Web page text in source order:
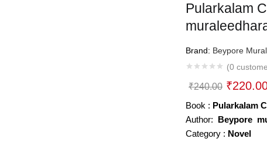
Pularkalam
Brand: Beypore
(0
₹240.00 Original
price
was:
₹240.00.
₹
Book : Pularkalam
Author: Beypore
Category : Novel